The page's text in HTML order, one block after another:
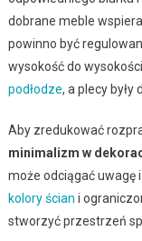
dobrane meble
powinno być
wysokość do
podłodze, a plecy były
Aby zredukować
minimalizm w
może odciągać uwagę
kolory ścian i
stworzyć przestrzeń